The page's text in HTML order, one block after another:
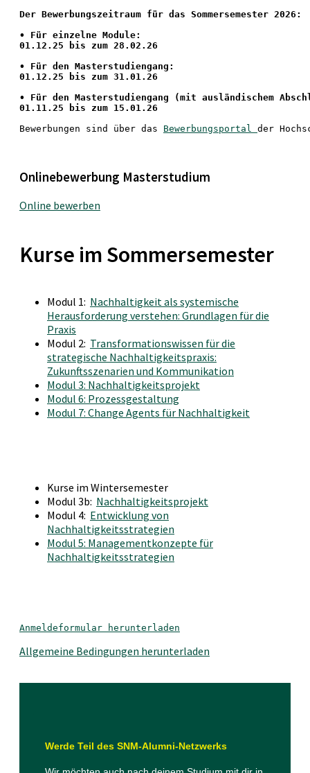
Der Bewerbungszeitraum für das Sommersemester 2026:
• Für einzelne Module:
01.12.25 bis zum 28.02.26
• Für den Masterstudiengang:
01.12.25 bis zum 31.01.26
• Für den Masterstudiengang (mit ausländischem
01.11.25 bis zum 15.01.26
Bewerbungen sind über das Bewerbungsportal der
Onlinebewerbung Masterstudium
Online bewerben
Kurse im Sommersemester
Modul 1: Nachhaltigkeit als systemische
Herausforderung verstehen: Grundlagen für die
Praxis
Modul 2: Transformationswissen für die
strategische Nachhaltigkeitspraxis:
Zukunftsszenarien und Kommunikation
Modul 3: Nachhaltigkeitsprojekt
Modul 6: Prozessgestaltung
Modul 7: Change Agents für Nachhaltigkeit
Kurse im Wintersemester
Modul 3b: Nachhaltigkeitsprojekt
Modul 4: Entwicklung von
Nachhaltigkeitsstrategien
Modul 5: Managementkonzepte für
Nachhaltigkeitsstrategien
Anmeldeformular herunterladen
Allgemeine Bedingungen herunterladen